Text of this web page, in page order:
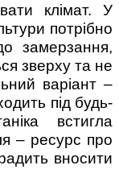
клімат. У
потрібно
замерзання,
зверху та не
варіант –
під будь-
встигла
– ресурс про
вносити